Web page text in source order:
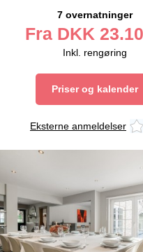
7 overnatninger
Fra DKK
Inkl. rengøring
Priser og kalender
Eksterne anmeldelser